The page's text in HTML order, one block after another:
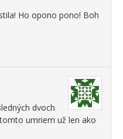
Ho opono pono! Boh
dvoch
umriem už len ako